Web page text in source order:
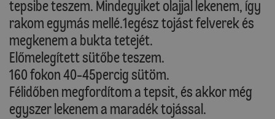
tepsibe teszem. Mindegyiket olajjal lekenem, így
rakom egymás mellé.1egész tojást felverek és
megkenem a bukta tetejét.
Előmelegített sütőbe teszem.
160 fokon 40-45percig sütöm.
Félidőben megfordítom a tepsit, és akkor még
egyszer lekenem a maradék tojással.